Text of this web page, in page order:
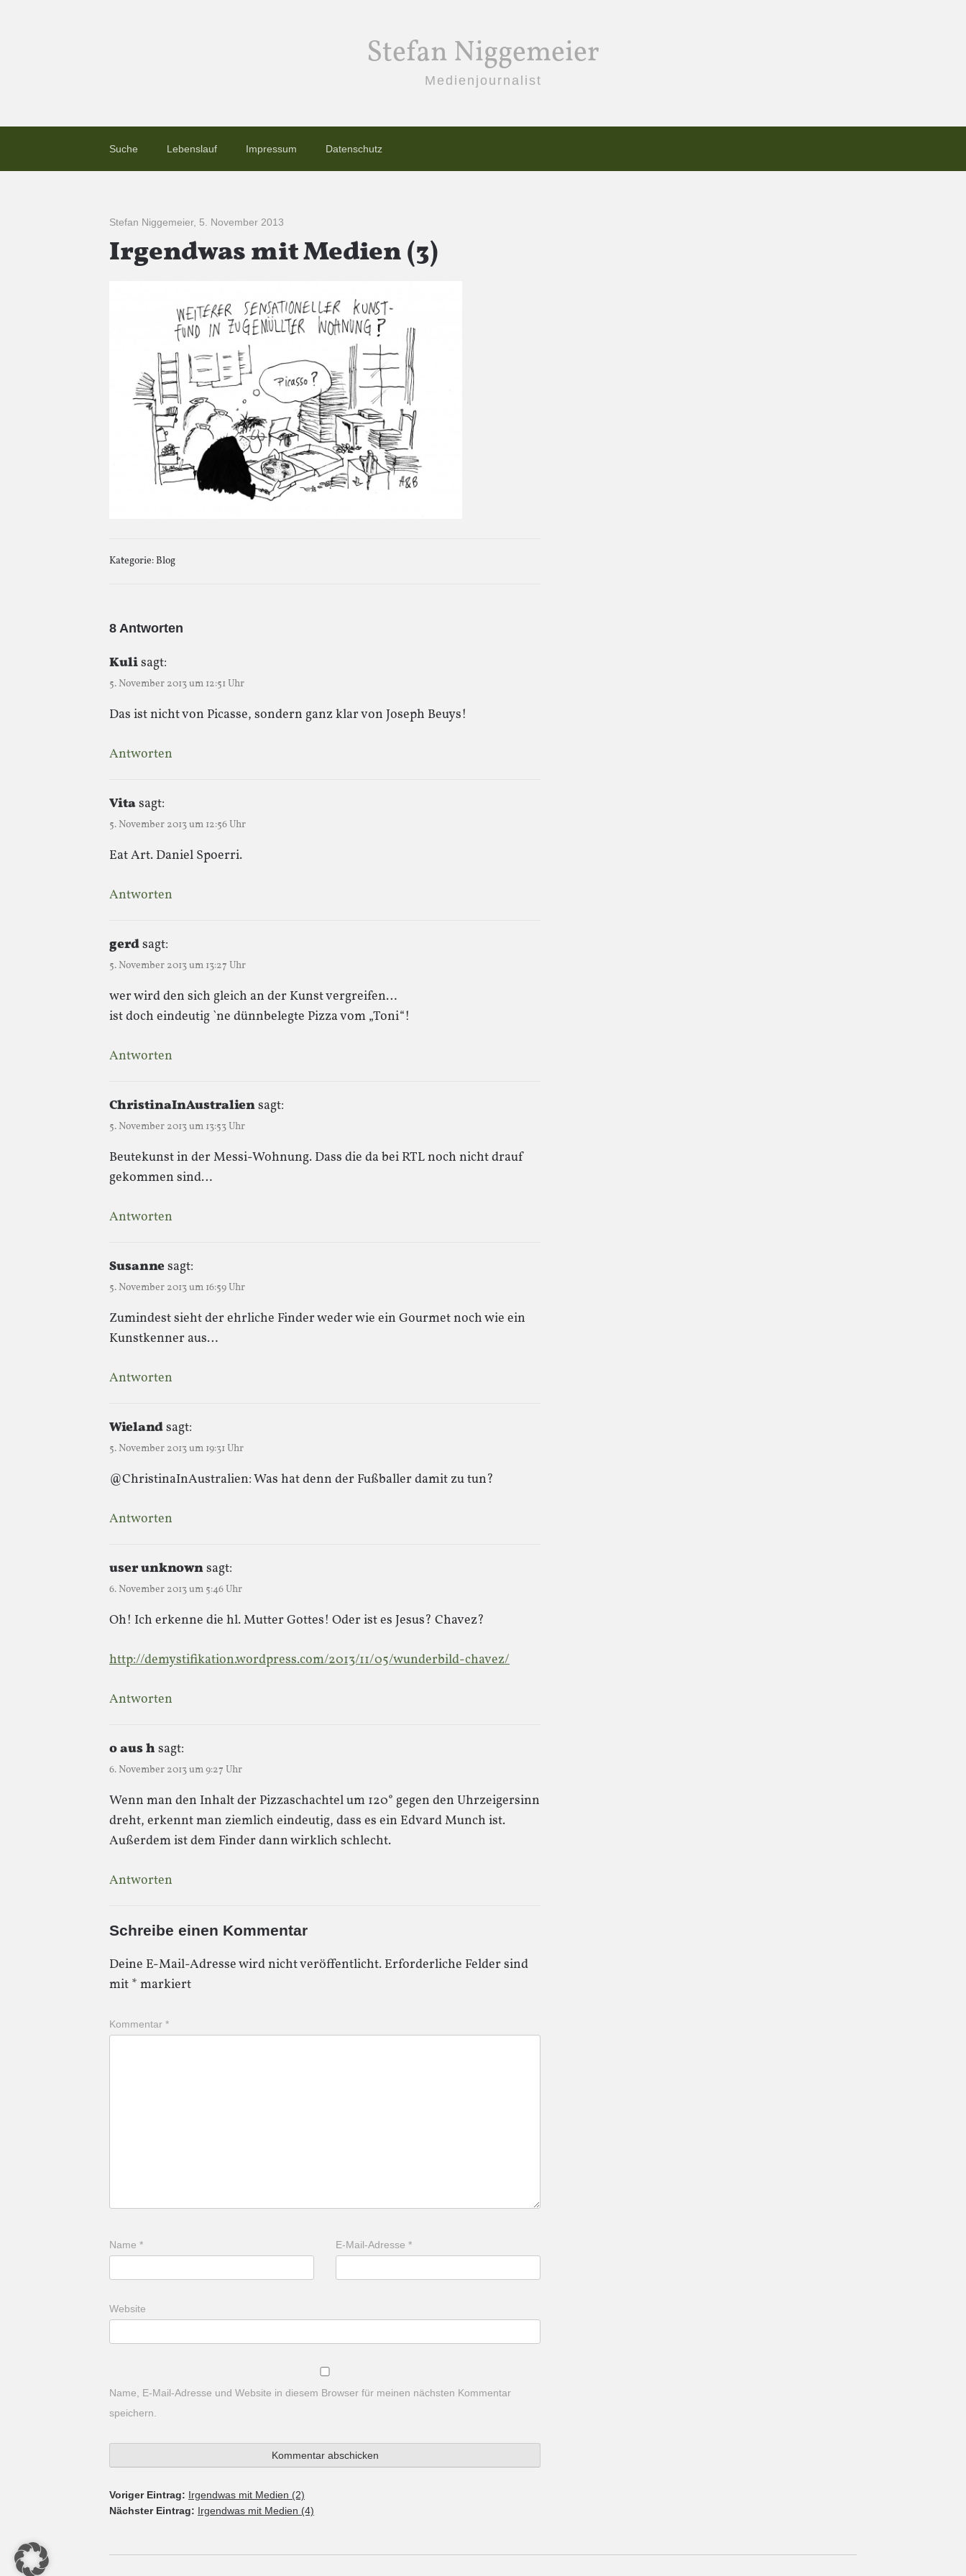
Stefan Niggemeier
Medienjournalist
Suche Lebenslauf Impressum Datenschutz
Stefan Niggemeier, 5. November 2013
Irgendwas mit Medien (3)
Kategorie:Blog
8 Antworten
Kulisagt:
5. November 2013 um 12:51 Uhr
Das ist nicht von Picasse, sondern ganz klar von Joseph Beuys!
Antworten
Vitasagt:
5. November 2013 um 12:56 Uhr
Eat Art. Daniel Spoerri.
Antworten
gerdsagt:
5. November 2013 um 13:27 Uhr
wer wird den sich gleich an der Kunst vergreifen…
ist doch eindeutig `ne dünnbelegte Pizza vom „Toni“!
Antworten
ChristinaInAustraliensagt:
5. November 2013 um 13:53 Uhr
Beutekunst in der Messi-Wohnung. Dass die da bei RTL noch nicht drauf
gekommen sind…
Antworten
Susannesagt:
5. November 2013 um 16:59 Uhr
Zumindest sieht der ehrliche Finder weder wie ein Gourmet noch wie ein
Kunstkenner aus…
Antworten
Wielandsagt:
5. November 2013 um 19:31 Uhr
@ChristinaInAustralien: Was hat denn der Fußballer damit zu tun?
Antworten
user unknownsagt:
6. November 2013 um 5:46 Uhr
Oh! Ich erkenne die hl. Mutter Gottes! Oder ist es Jesus? Chavez?
http://demystifikation.wordpress.com/2013/11/05/wunderbild-chavez/
Antworten
o aus h sagt:
6. November 2013 um 9:27 Uhr
Wenn man den Inhalt der Pizzaschachtel um 120° gegen den Uhrzeigersinn
dreht, erkennt man ziemlich eindeutig, dass es ein Edvard Munch ist.
Außerdem ist dem Finder dann wirklich schlecht.
Antworten
Schreibe einen Kommentar
Deine E-Mail-Adresse wird nicht veröffentlicht. Erforderliche Felder sind
mit * markiert
Kommentar *
Name * E-Mail-Adresse *
Website
Name, E-Mail-Adresse und Website in diesem Browser für meinen nächsten Kommentar
speichern.
Voriger Eintrag: Irgendwas mit Medien (2)
Nächster Eintrag: Irgendwas mit Medien (4)